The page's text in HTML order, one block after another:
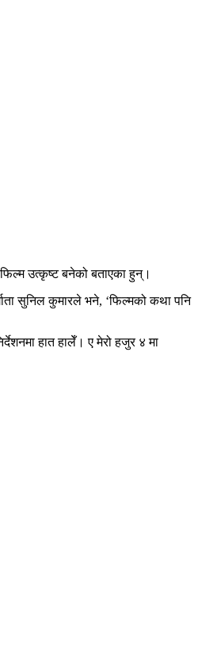
उत्कृष्ट बनेको बताएका हुन्।
सुनिल कुमारले भने, ‘फिल्मको कथा पनि
हात हालेँ। ए मेरो हजुर ४ मा